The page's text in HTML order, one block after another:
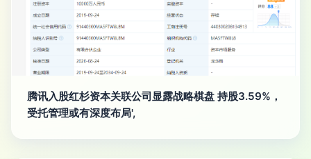
腾讯入股红杉资本关联公司显露战略棋盘 持股3.59%，
受托管理或有深度布局',